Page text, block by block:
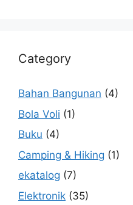
Category
Bahan Bangunan (4)
Bola Voli (1)
Buku (4)
Camping & Hiking (1)
ekatalog (7)
Elektronik (35)